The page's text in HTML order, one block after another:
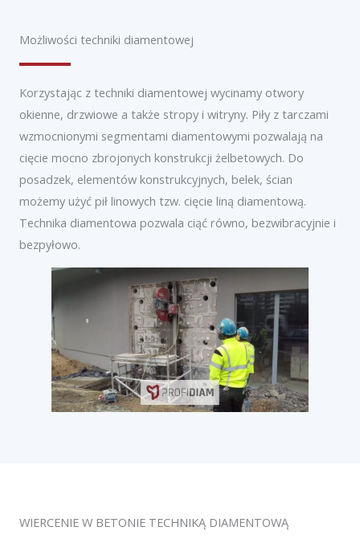
Możliwości techniki diamentowej
Korzystając z techniki diamentowej wycinamy otwory
okienne, drzwiowe a także stropy i witryny. Piły z tarczami
wzmocnionymi segmentami diamentowymi pozwalają na
cięcie mocno zbrojonych konstrukcji żelbetowych. Do
posadzek, elementów konstrukcyjnych, belek, ścian
możemy użyć pił linowych tzw. cięcie liną diamentową.
Technika diamentowa pozwala ciąć równo, bezwibracyjnie i
bezpyłowo.
WIERCENIE W BETONIE TECHNIKĄ DIAMENTOWĄ